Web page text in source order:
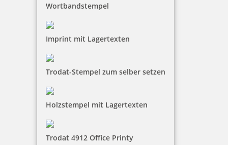
Wortbandstempel
Imprint mit Lagertexten
Trodat-Stempel zum selber setzen
Holzstempel mit Lagertexten
Trodat 4912 Office Printy
Trodat Printy 4916 Textstempel Abdruckfläche 69 x 9 mm
19,02 €